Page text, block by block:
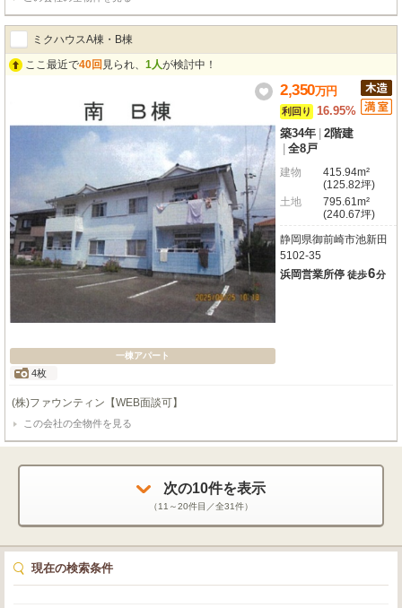
己利用など幅広い用途でご検討いただけます。現在は空室のため、室内確認後
にリフォーム内容や賃貸募集条件を自由に検討しやすい点もポイントです。管
理会社は日本ハウズイング、管理形態は全部委託・巡回管理となっておりま
す。管理費は月額7,850円、修繕積立金は月額5,850円。ランニングコストを踏
ミクハウスA棟・B棟
ここ最近で40回 見られ、 1人が検討中！
一棟アパート
4枚
2,350万円
利回り
16.95%
築34年 2階建
全8戸
建物
415.94m²
(125.82坪)
土地
795.61m²
(240.67坪)
静岡県御前崎市池新田
5102-35
浜岡営業所停 徒歩6分
(株)ファウンティン【WEB面談可】
この会社の全物件を見る
次の10件を表示
（11～20件目／全31件）
現在の検索条件